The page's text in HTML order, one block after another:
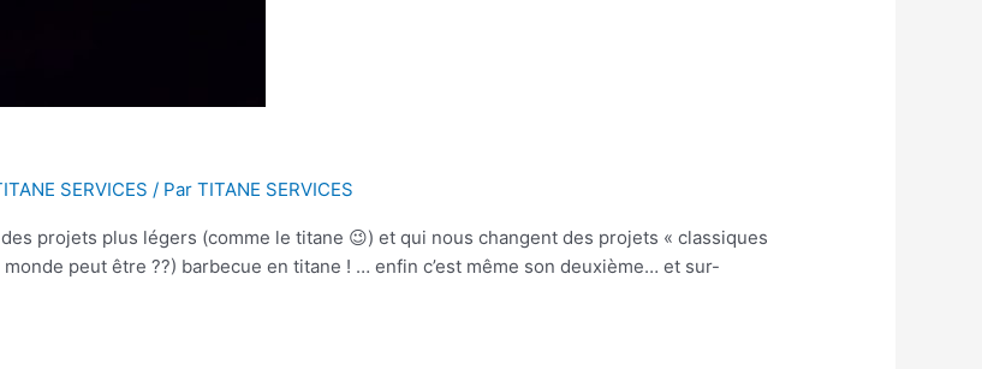
SERVICES / ParTITANE SERVICES
projets plus légers (comme le titane 😉) et qui nous changent des projets « classiques
peut être ??) barbecue en titane ! … enfin c’est même son deuxième… et sur-